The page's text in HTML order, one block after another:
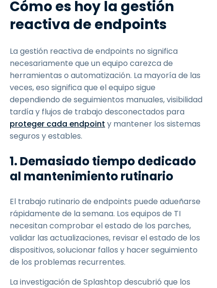
Cómo es hoy la gestión
reactiva de endpoints
La gestión reactiva de endpoints no significa
necesariamente que un equipo carezca de
herramientas o automatización. La mayoría de las
veces, eso significa que el equipo sigue
dependiendo de seguimientos manuales, visibilidad
tardía y flujos de trabajo desconectados para
proteger cada endpoint y mantener los sistemas
seguros y estables.
1. Demasiado tiempo dedicado
al mantenimiento rutinario
El trabajo rutinario de endpoints puede adueñarse
rápidamente de la semana. Los equipos de TI
necesitan comprobar el estado de los parches,
validar las actualizaciones, revisar el estado de los
dispositivos, solucionar fallos y hacer seguimiento
de los problemas recurrentes.
La investigación de Splashtop descubrió que los